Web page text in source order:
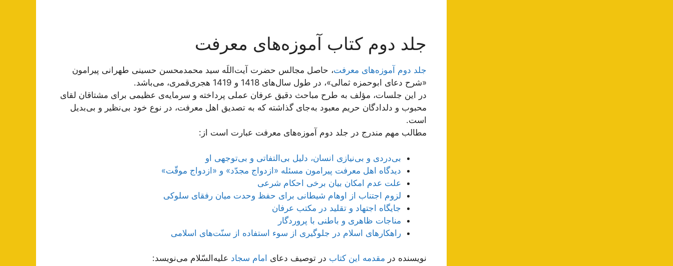
جلد دوم کتاب آموزه‌های معرفت
جلد دوم آموزه‌های معرفت، حاصل مجالس حضرت آیت‌اللَه سید محمدمحسن حسینی طهرانی پیرامون
«شرح دعای ابوحمزه ثمالی»، در طول سال‌های 1418 و 1419 هجری‌قمری، می‌باشد.
در این جلسات، مؤلف به طرح مباحث دقیق عرفان عملی پرداخته و سرمایه‌ی عظیمی برای مشتاقان لقای
محبوب و دلدادگان حریم معبود به‌جای گذاشته که به تصدیق اهل معرفت، در نوع خود بی‌نظیر و بی‌بدیل
است.
مطالب مهم مندرج در جلد دوم آموزه‌های معرفت عبارت است از:
بی‌دردی و بی‌‌نیازی انسان، دلیل بی‌التفاتی و بی‌توجهی او
دیدگاه اهل معرفت پیرامون مسئله «ازدواج مجدّد» و «ازدواج موقّت»
علت عدم امکان بیان برخی احکام شرعی
لزوم اجتناب از اوهام شیطانی برای حفظ وحدت میان رفقای سلوکی
جایگاه اجتهاد و تقلید در مکتب عرفان
مناجات ظاهری و باطنی با پروردگار
راهکارهای اسلام در جلوگیری از سوء استفاده از سنّت‌های اسلامی
نویسنده در مقدمه این کتاب در توصیف دعای امام سجاد علیه‌السّلام می‌نویسد: